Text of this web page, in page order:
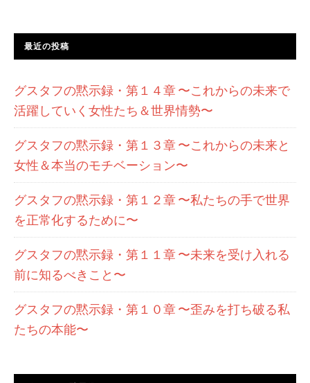
最近の投稿
グスタフの黙示録・第１４章 〜これからの未来で
活躍していく女性たち＆世界情勢〜
グスタフの黙示録・第１３章 〜これからの未来と
女性＆本当のモチベーション〜
グスタフの黙示録・第１２章 〜私たちの手で世界
を正常化するために〜
グスタフの黙示録・第１１章 〜未来を受け入れる
前に知るべきこと〜
グスタフの黙示録・第１０章 〜歪みを打ち破る私
たちの本能〜